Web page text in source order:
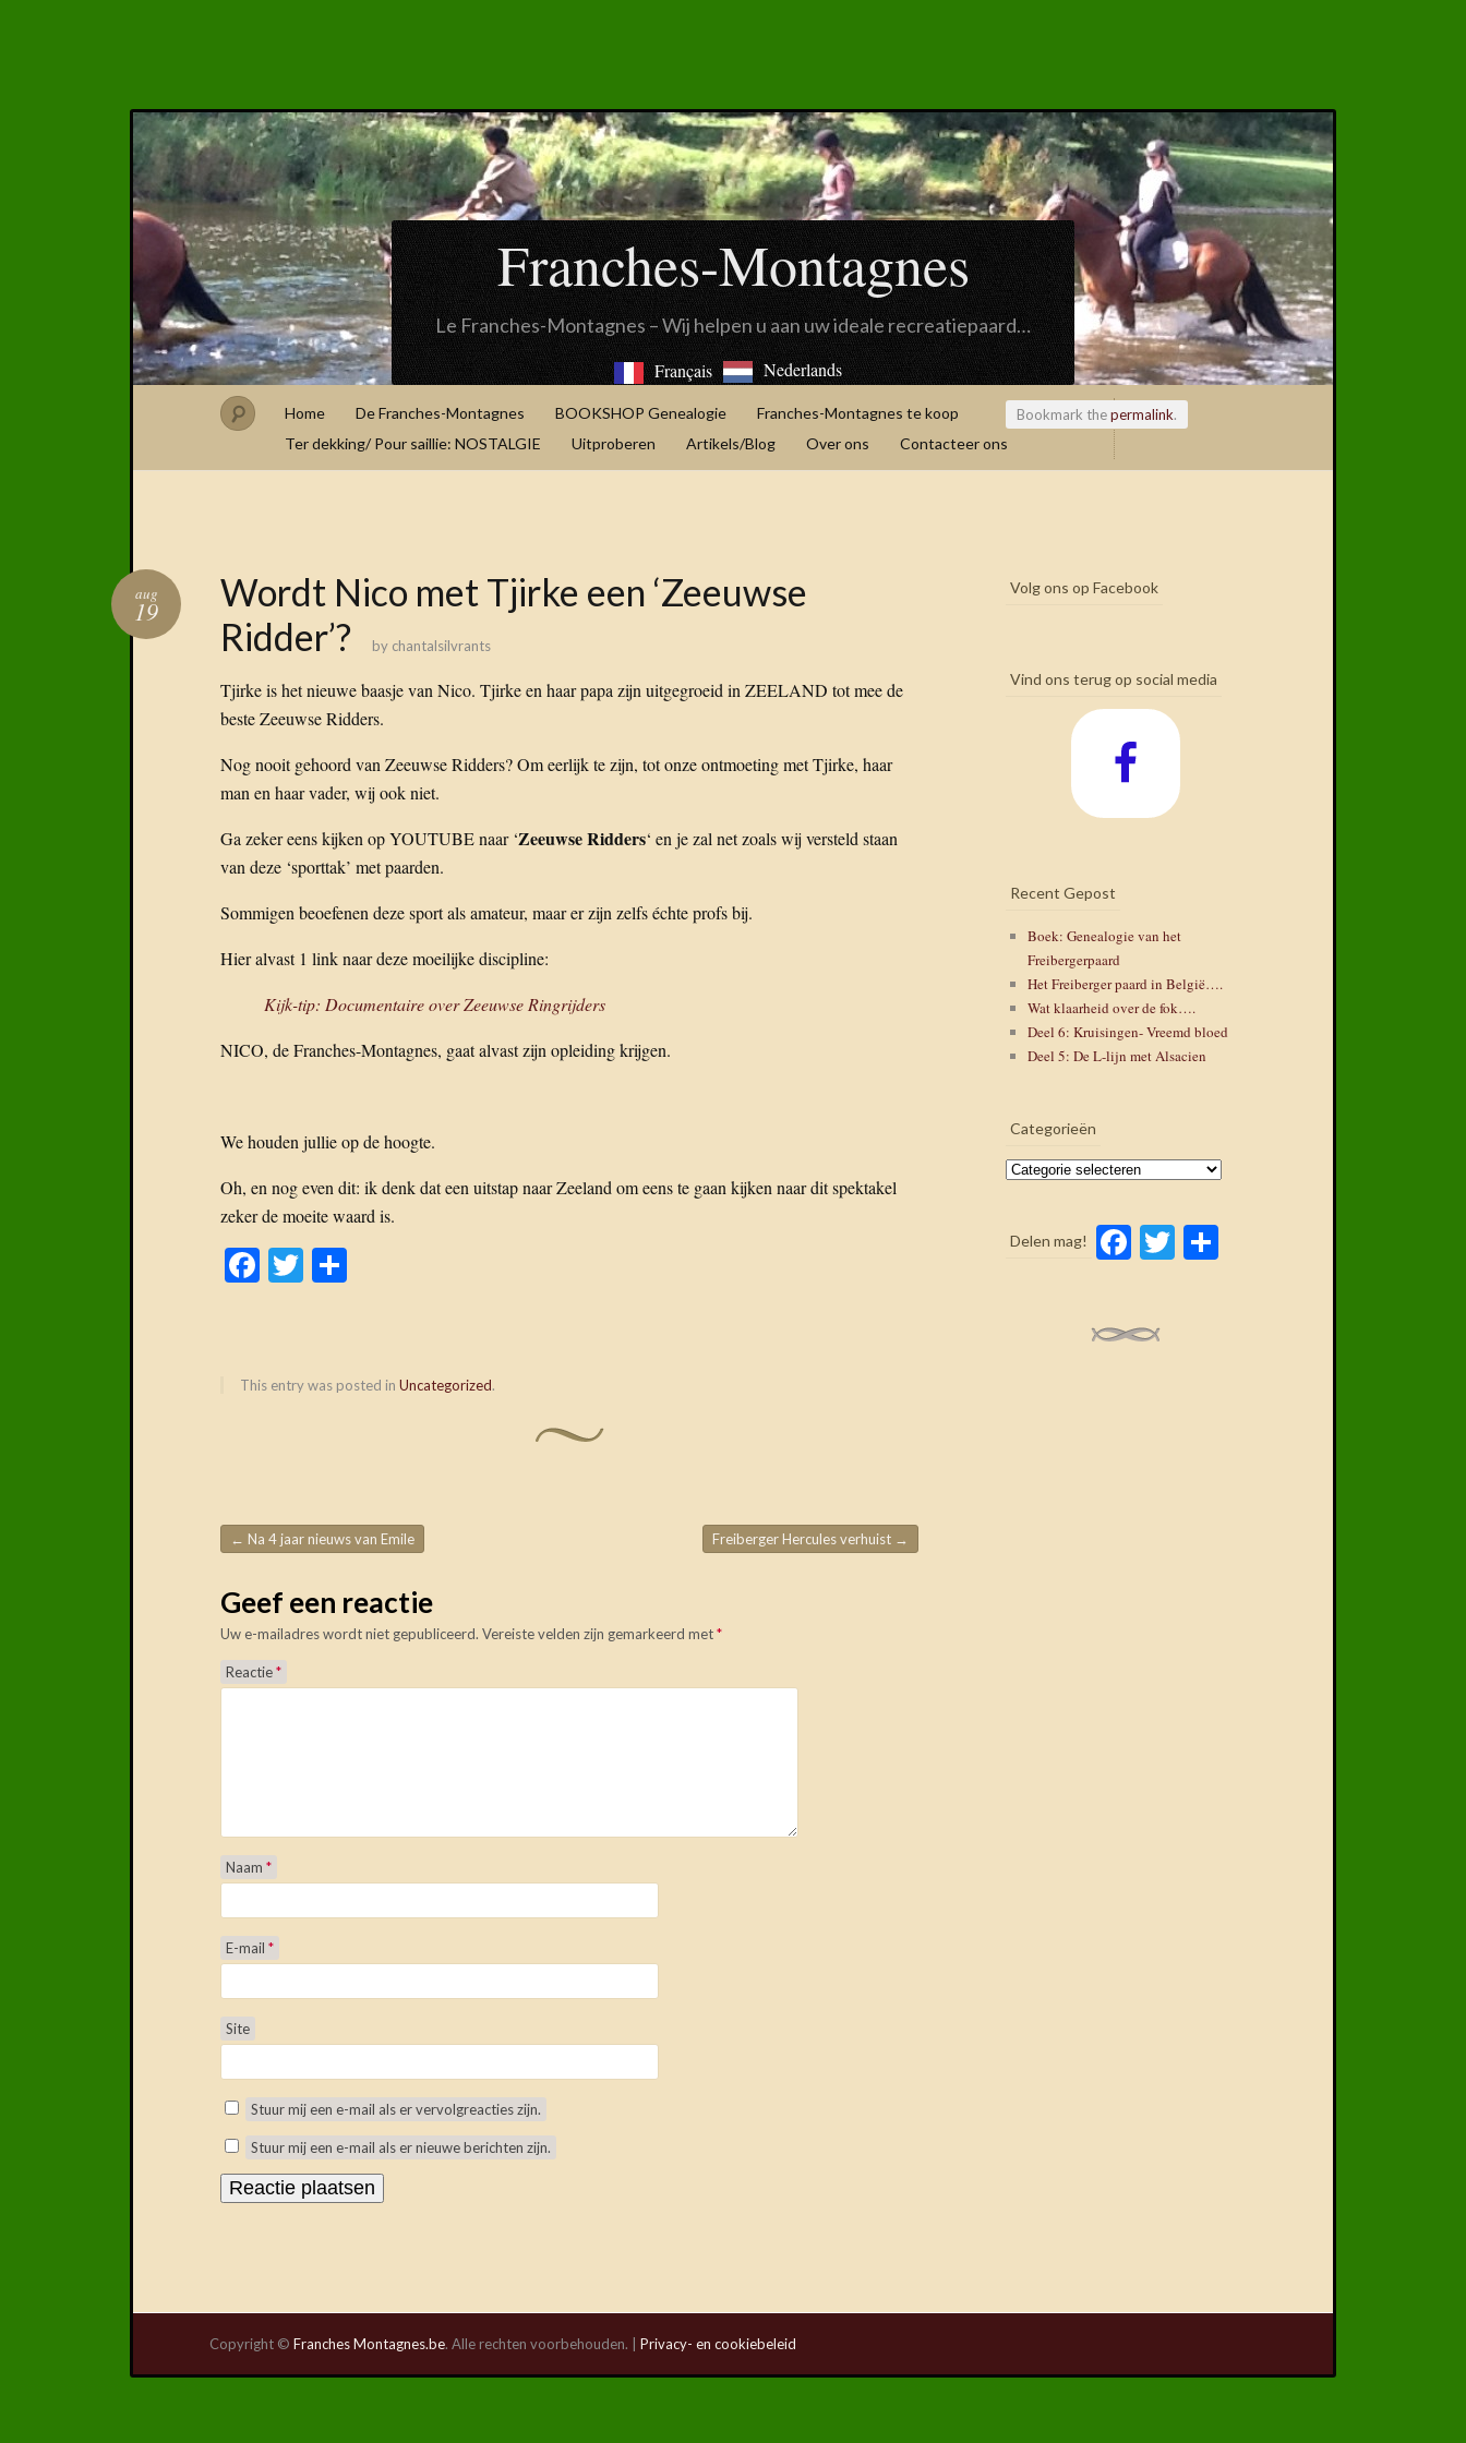
Franches-Montagnes
Le Franches-Montagnes – Wij helpen u aan uw ideale recreatiepaard…
Français Nederlands
Home De Franches-Montagnes BOOKSHOP Genealogie
Franches-Montagnes te koop
Ter dekking/ Pour saillie: NOSTALGIE
Uitproberen Artikels/Blog Over ons Contacteer ons
Bookmark thepermalink.
Wordt Nico met Tjirke een ‘Zeeuwse
Ridder’?
aug
19
by chantalsilvrants
Tjirke is het nieuwe baasje van Nico. Tjirke en haar papa zijn uitgegroeid in ZEELAND tot mee de
beste Zeeuwse Ridders.
Nog nooit gehoord van Zeeuwse Ridders? Om eerlijk te zijn, tot onze ontmoeting met Tjirke, haar
man en haar vader, wij ook niet.
Ga zeker eens kijken op YOUTUBE naar ‘Zeeuwse Ridders‘ en je zal net zoals wij versteld staan
van deze ‘sporttak’ met paarden.
Sommigen beoefenen deze sport als amateur, maar er zijn zelfs échte profs bij.
Hier alvast 1 link naar deze moeilijke discipline:
Kijk-tip: Documentaire over Zeeuwse Ringrijders
NICO, de Franches-Montagnes, gaat alvast zijn opleiding krijgen.
We houden jullie op de hoogte.
Oh, en nog even dit: ik denk dat een uitstap naar Zeeland om eens te gaan kijken naar dit spektakel
zeker de moeite waard is.
Facebook
Twitter
This entry was posted in Uncategorized.
Post navigation
← Na 4 jaar nieuws van Emile Freiberger Hercules verhuist →
Geef een reactie
Uw e-mailadres wordt niet gepubliceerd. Vereiste velden zijn gemarkeerd met*
Reactie*
Naam *
E-mail *
Site
Stuur mij een e-mail als er vervolgreacties zijn.
Stuur mij een e-mail als er nieuwe berichten zijn.
Volg ons op Facebook
Vind ons terug op social media
Recent Gepost
Boek: Genealogie van het
Freibergerpaard
Het Freiberger paard in België….
Wat klaarheid over de fok….
Deel 6: Kruisingen- Vreemd bloed
Deel 5: De L-lijn met Alsacien
Categorieën
Categorieën
Delen mag! Facebook
Twitter
Copyright © Franches Montagnes.be. Alle rechten voorbehouden. | Privacy- en cookiebeleid